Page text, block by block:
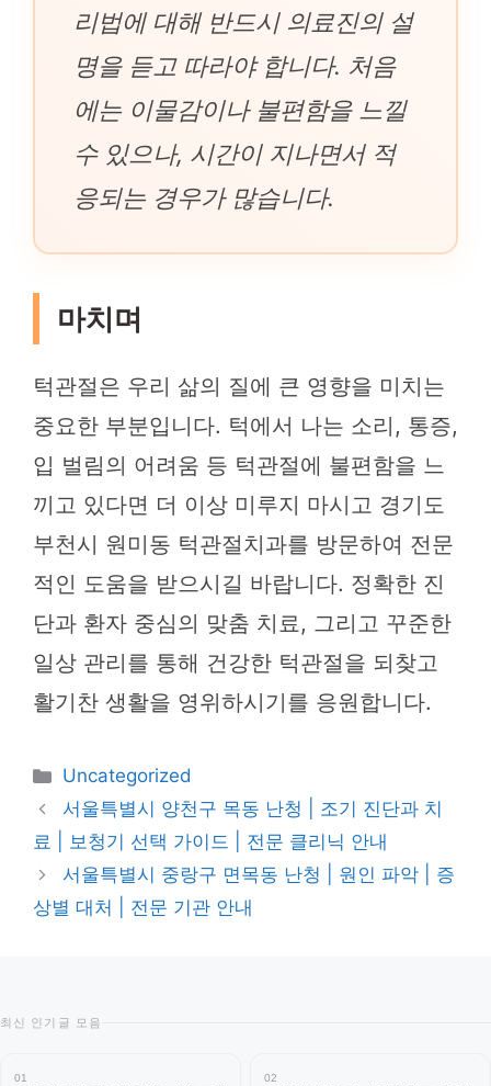
리법에 대해 반드시 의료진의 설
명을 듣고 따라야 합니다. 처음
에는 이물감이나 불편함을 느낄
수 있으나, 시간이 지나면서 적
응되는 경우가 많습니다.
마치며
턱관절은 우리 삶의 질에 큰 영향을 미치는
중요한 부분입니다. 턱에서 나는 소리, 통증,
입 벌림의 어려움 등 턱관절에 불편함을 느
끼고 있다면 더 이상 미루지 마시고 경기도
부천시 원미동 턱관절치과를 방문하여 전문
적인 도움을 받으시길 바랍니다. 정확한 진
단과 환자 중심의 맞춤 치료, 그리고 꾸준한
일상 관리를 통해 건강한 턱관절을 되찾고
활기찬 생활을 영위하시기를 응원합니다.
카
테
리
Uncategorized
서울특별시 양천구 목동 난청 | 조기 진단과 치
료 | 보청기 선택 가이드 | 전문 클리닉 안내
서울특별시 중랑구 면목동 난청 | 원인 파악 | 증
상별 대처 | 전문 기관 안내
최신 인기글 모음
01 02